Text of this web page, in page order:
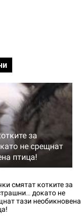
за
не срещнат
птица!
смятат котките за
докато не
тази необикновена